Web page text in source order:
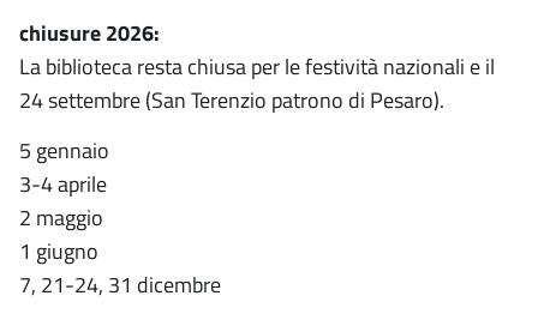
chiusure 2026:
La biblioteca resta chiusa per le festività nazionali e il
24 settembre (San Terenzio patrono di Pesaro).
5 gennaio
3-4 aprile
2 maggio
1 giugno
7, 21-24, 31 dicembre